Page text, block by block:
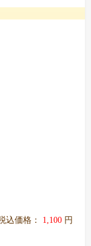
込価格： 1,100 円